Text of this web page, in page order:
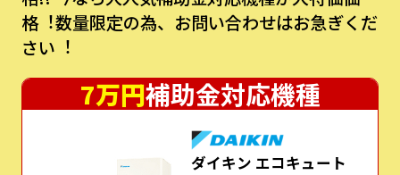
格︕数量限定の為、お問い合わせはお急ぎくだ
さい︕
7万円補助金対応機種
ダイキン エコキュート